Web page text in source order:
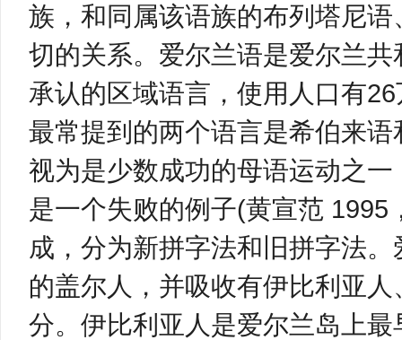
族，和同属该语族的布列塔尼
切的关系。爱尔兰语是爱尔兰
承认的区域语言，使用人口有
最常提到的两个语言是希伯来
视为是少数成功的母语运动之
是一个失败的例子(黄宣范
成，分为新拼字法和旧拼字法
的盖尔人，并吸收有伊比利亚
分。伊比利亚人是爱尔兰岛上